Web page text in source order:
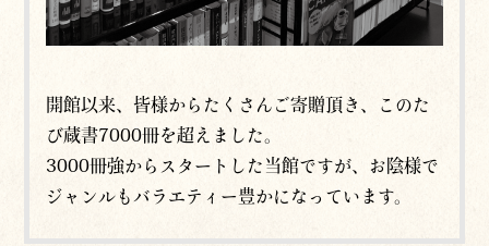
開館以来、皆様からたくさんご寄贈頂き、このた
び蔵書7000冊を超えました。
3000冊強からスタートした当館ですが、お陰様で
ジャンルもバラエティー豊かになっています。